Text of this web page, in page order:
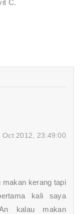
C.
Oct 2012, 23:49:00
makan kerang tapi
kali saya
kalau makan